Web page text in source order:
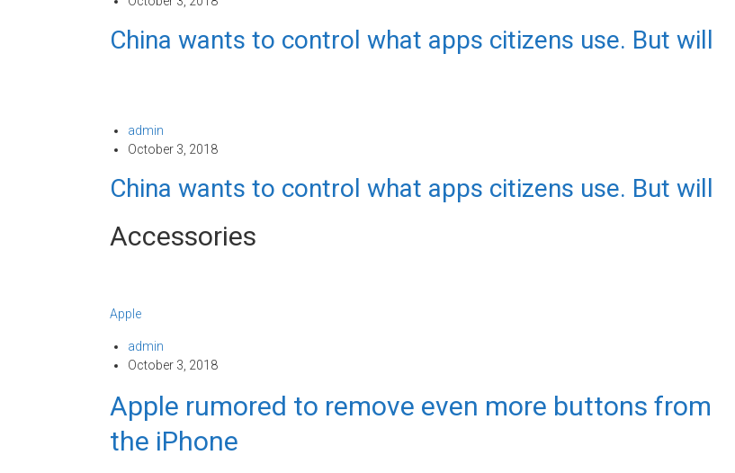
China wants to control what apps citizens use. But will
admin
October 3, 2018
China wants to control what apps citizens use. But will
Accessories
Apple
admin
October 3, 2018
Apple rumored to remove even more buttons from
the iPhone